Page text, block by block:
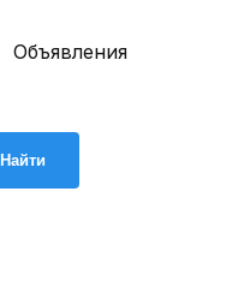
Объявления